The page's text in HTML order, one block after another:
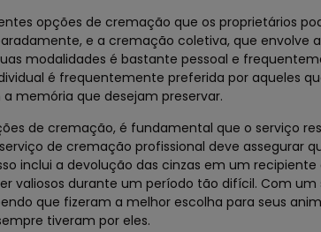
opções de cremação que os proprietários
e a cremação coletiva, que envolve
modalidades é bastante pessoal e
é frequentemente preferida por aqueles
memória que desejam preservar.
de cremação, é fundamental que o serviço
de cremação profissional deve assegurar
inclui a devolução das cinzas em um
valiosos durante um período tão difícil. Com
que fizeram a melhor escolha para seus
tiveram por eles.